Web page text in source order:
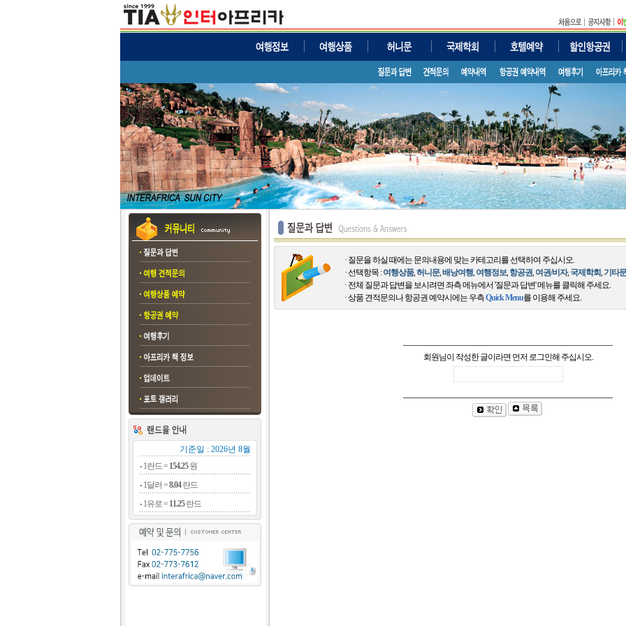
기준일 : 2026년 8월
1란드 = 154.25원
1달러 =8.04란드
1유로 = 11.25란드
· 질문을 하실 때에는 문의내용에 맞는 카테고리를 선택하여 주십시오.
· 선택항목 :여행상품,허니문,배낭여행,여행정보,항공권,여권/비자,국제학회,기타
· 전체 질문과 답변을 보시려면 좌측 메뉴에서 '질문과 답변' 메뉴를 클릭해 주세요.
· 상품 견적문의나 항공권 예약시에는 우측Quick Menu를 이용해 주세요.
회원님이 작성한 글이라면 먼저 로그인해 주십시오.